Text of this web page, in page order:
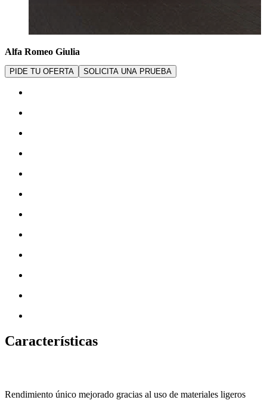
Alfa Romeo Giulia
PIDE TU OFERTA SOLICITA UNA PRUEBA
Características
Rendimiento único mejorado gracias al uso de materiales ligeros